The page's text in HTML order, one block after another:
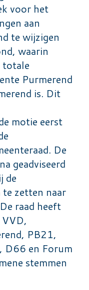
voor het
aan
te wijzigen
waarin
totale
Purmerend
is. Dit
motie eerst
De
geadviseerd
de
zetten naar
raad heeft
PB21,
D66 en Forum
stemmen